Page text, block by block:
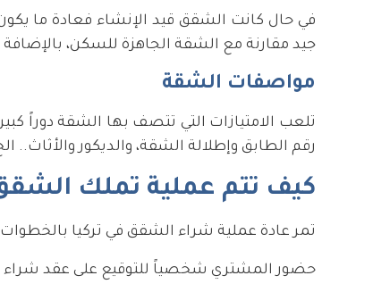
في حال كانت الشقق قيد الإنشاء فعادة ما
جيد مقارنة مع الشقة الجاهزة للسكن،
مواصفات الشقة
تلعب الامتيازات التي تتصف بها الشقة دوراً
رقم الطابق وإطلالة الشقة، والديكور والأثاث..
كيف تتم عملية تملك
تمر عادة عملية شراء الشقق في تركيا بالخطوات
حضور المشتري شخصياً للتوقيع على عقد شراء